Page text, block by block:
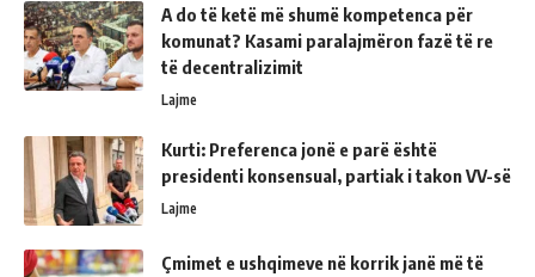
A do të ketë më shumë kompetenca për
komunat? Kasami paralajmëron fazë të re
të decentralizimit
Lajme
Kurti: Preferenca jonë e parë është
presidenti konsensual, partiak i takon VV-së
Lajme
Çmimet e ushqimeve në korrik janë më të